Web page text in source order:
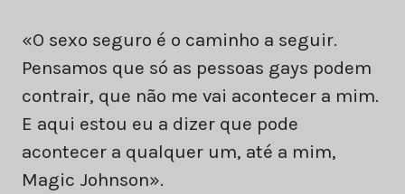
«O sexo seguro é o caminho a seguir.
Pensamos que só as pessoas gays podem
contrair, que não me vai acontecer a mim.
E aqui estou eu a dizer que pode
acontecer a qualquer um, até a mim,
Magic Johnson».